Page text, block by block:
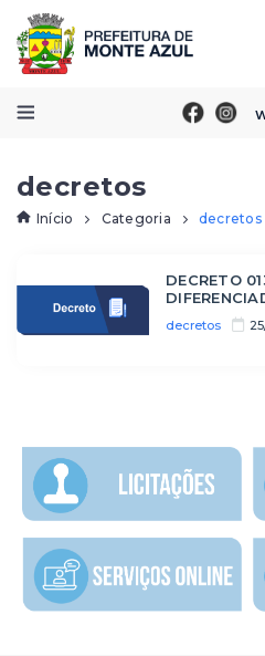
decretos
Início Categoria decretos
decretos
DECRETO